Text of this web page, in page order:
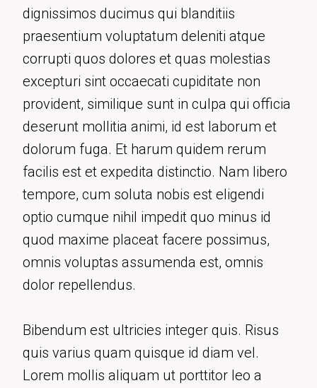
dignissimos ducimus qui blanditiis
praesentium voluptatum deleniti atque
corrupti quos dolores et quas molestias
excepturi sint occaecati cupiditate non
provident, similique sunt in culpa qui officia
deserunt mollitia animi, id est laborum et
dolorum fuga. Et harum quidem rerum
facilis est et expedita distinctio. Nam libero
tempore, cum soluta nobis est eligendi
optio cumque nihil impedit quo minus id
quod maxime placeat facere possimus,
omnis voluptas assumenda est, omnis
dolor repellendus.
Bibendum est ultricies integer quis. Risus
quis varius quam quisque id diam vel.
Lorem mollis aliquam ut porttitor leo a